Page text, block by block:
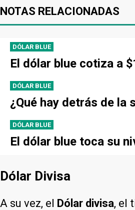
NOTAS RELACIONADAS
DÓLAR BLUE
El dólar blue cotiza a
DÓLAR BLUE
¿Qué hay detrás de la
DÓLAR BLUE
El dólar blue toca su
Dólar Divisa
A su vez, el Dólar divisa, el